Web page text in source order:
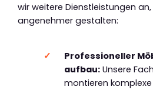
wir weitere Dienstleistungen
angenehmer gestalten:
Professioneller
aufbau:Unsere
montieren